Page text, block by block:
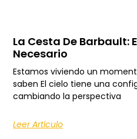
La Cesta De Barbault:
Necesario
Estamos viviendo un
saben El cielo tiene una
cambiando la perspectiva
Leer Artículo